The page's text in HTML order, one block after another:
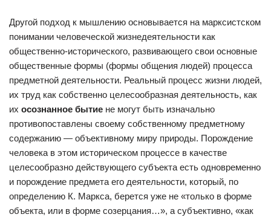
Другой подход к мышлению основывается на марксистском
понимании человеческой жизнедеятельности как
общественно-исторического, развивающего свои основные
общественные формы (формы общения людей) процесса
предметной деятельности. Реальный процесс жизни людей,
их труд как собственно целесообразная деятельность, как
их осознанное бытие не могут быть изначально
противопоставлены своему собственному предметному
содержанию — объективному миру природы. Порождение
человека в этом историческом процессе в качестве
целесообразно действующего субъекта есть одновременно
и порождение предмета его деятельности, который, по
определению К. Маркса, берется уже не «только в форме
объекта, или в форме созерцания…», а субъективно, «как